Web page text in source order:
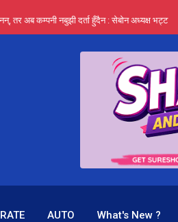
तर अब कम्पनी नबुझी दर्ता हुँदैन : सेबोन अध्यक्ष भट्ट
मौन, पद सकिएपछि महाप्रसाद ‘योग्य’ !
‘कन्सर्न’, प्रवक्ता भन्छन्- समूह फेरेर सञ्चालक पदमा
थिइन् रश्मी, जागिर परिवर्तनको प्रयास पनि असफल
AUTO What's New ?